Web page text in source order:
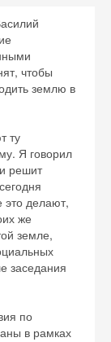
чтобы
землю в
ту
Я говорил
решит
это делают,
же
земле,
заседания
по
в рамках